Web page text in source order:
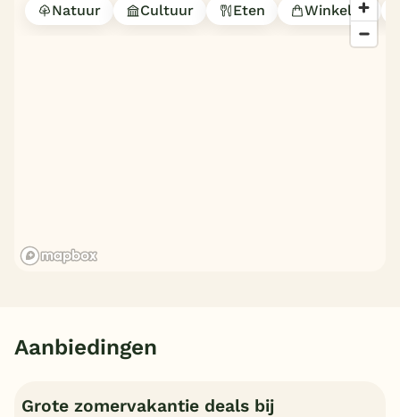
Natuur Cultuur Eten Winkelen
Aanbiedingen
Grote zomervakantie deals bij